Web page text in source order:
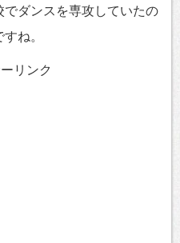
ダンスを専攻していたの
ね。
リンク